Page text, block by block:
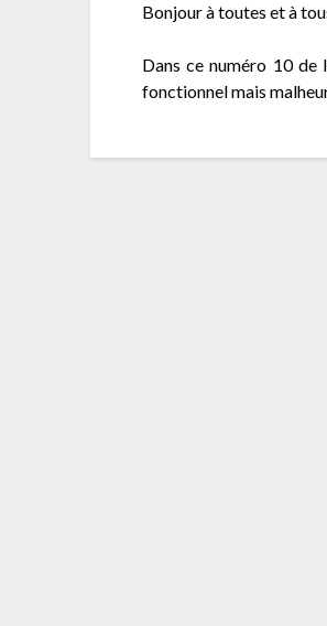
Bonjour à toutes et à
Dans ce numéro 10 de
fonctionnel mais